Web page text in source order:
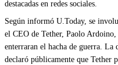
destacadas en redes sociales.
Según informó U.Today, se
el CEO de Tether, Paolo Ardoino,
enterraran el hacha de guerra. La
declaró públicamente que Tether